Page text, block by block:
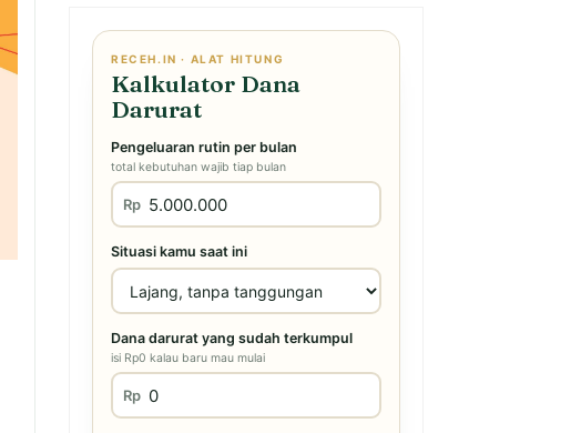
RECEH.IN · ALAT HITUNG
Kalkulator Dana
Darurat
Pengeluaran rutin per bulan
total kebutuhan wajib tiap bulan
Rp
Situasi kamu saat ini
Dana darurat yang sudah terkumpul
isi Rp0 kalau baru mau mulai
Rp